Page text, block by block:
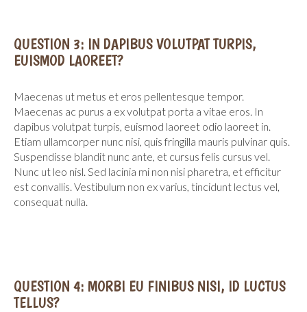
QUESTION 3: IN DAPIBUS VOLUTPAT TURPIS,
EUISMOD LAOREET?
Maecenas ut metus et eros pellentesque tempor.
Maecenas ac purus a ex volutpat porta a vitae eros. In
dapibus volutpat turpis, euismod laoreet odio laoreet in.
Etiam ullamcorper nunc nisi, quis fringilla mauris pulvinar quis.
Suspendisse blandit nunc ante, et cursus felis cursus vel.
Nunc ut leo nisl. Sed lacinia mi non nisi pharetra, et efficitur
est convallis. Vestibulum non ex varius, tincidunt lectus vel,
consequat nulla.
QUESTION 4: MORBI EU FINIBUS NISI, ID LUCTUS
TELLUS?